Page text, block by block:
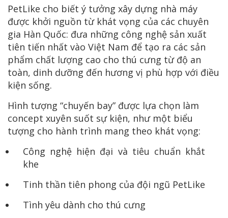
PetLike cho biết ý tưởng xây dựng nhà máy
được khởi nguồn từ khát vọng của các chuyên
gia Hàn Quốc: đưa những công nghệ sản xuất
tiên tiến nhất vào Việt Nam để tạo ra các sản
phẩm chất lượng cao cho thú cưng từ độ an
toàn, dinh dưỡng đến hương vị phù hợp với điều
kiện sống.
Hình tượng “chuyến bay” được lựa chọn làm
concept xuyên suốt sự kiện, như một biểu
tượng cho hành trình mang theo khát vọng:
Công nghệ hiện đại và tiêu chuẩn khắt
khe
Tinh thần tiên phong của đội ngũ PetLike
Tình yêu dành cho thú cưng